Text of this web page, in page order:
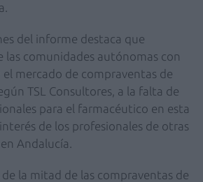
del informe destaca que
las comunidades autónomas con
mercado de compraventas de
TSL Consultores, a la falta de
para el farmacéutico en esta
de los profesionales de otras
Andalucía.
de la mitad de las compraventas de